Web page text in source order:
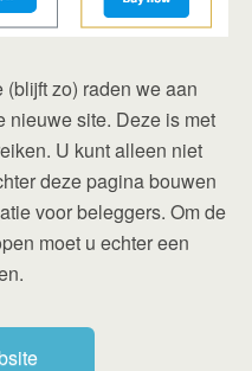
zo) raden we aan
nieuwe site. Deze is met
U kunt alleen niet
deze pagina bouwen
voor beleggers. Om de
moet u echter een